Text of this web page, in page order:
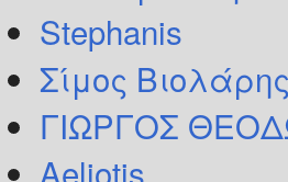
Stephanis
Σίμος Βιολάρης
ΓΙΩΡΓΟΣ
Aeliotis